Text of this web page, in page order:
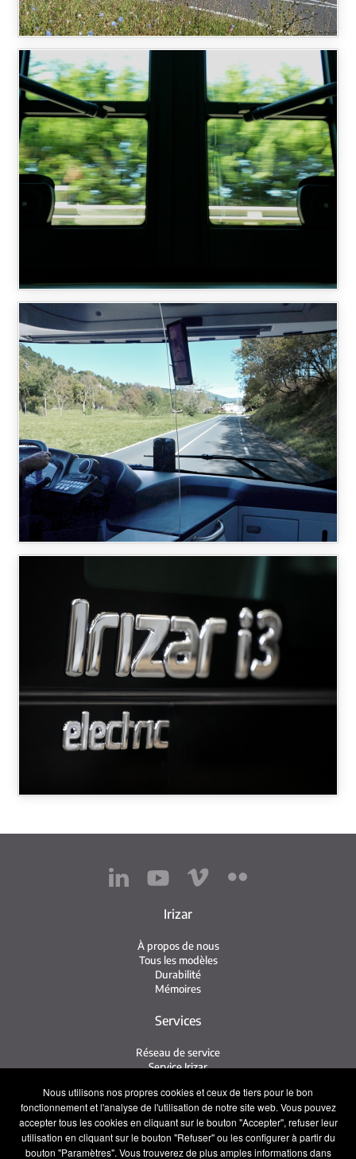
Nous utilisons nos propres cookies et ceux de tiers pour le bon
fonctionnement et l'analyse de l'utilisation de notre site web. Vous pouvez
accepter tous les cookies en cliquant sur le bouton "Accepter", refuser leur
utilisation en cliquant sur le bouton "Refuser" ou les configurer à partir du
bouton "Paramètres". Vous trouverez de plus amples informations dans
Irizar
À propos de nous
Tous les modèles
Durabilité
Mémoires
Services
Réseau de service
Service Irizar
Usés
Contact